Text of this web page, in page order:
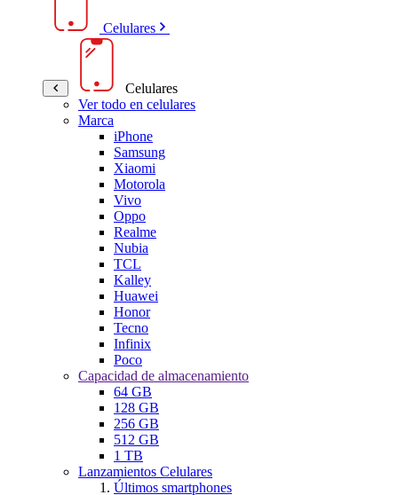
Celulares
Celulares
Ver todo en celulares
Marca
iPhone
Samsung
Xiaomi
Motorola
Vivo
Oppo
Realme
Nubia
TCL
Kalley
Huawei
Honor
Tecno
Infinix
Poco
Capacidad de almacenamiento
64 GB
128 GB
256 GB
512 GB
1 TB
Lanzamientos Celulares
Últimos smartphones